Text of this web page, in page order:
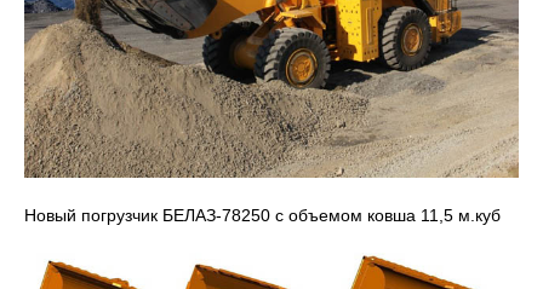
Новый погрузчик БЕЛАЗ-78250 с объемом ковша 11,5 м.куб